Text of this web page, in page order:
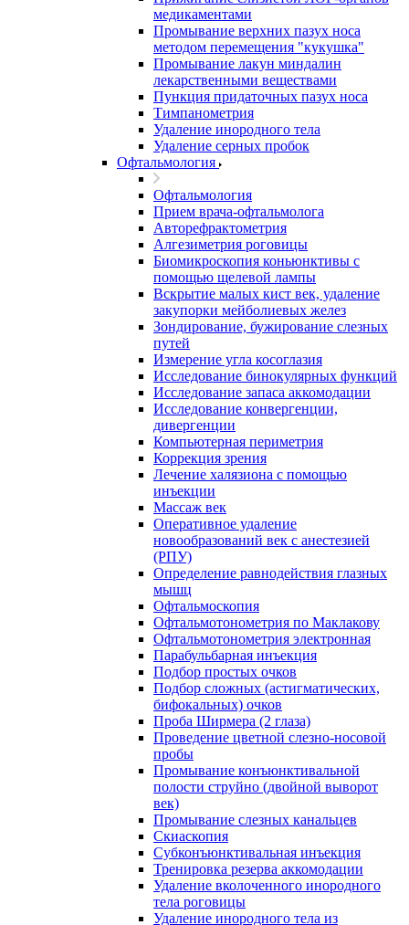
медикаментами
Промывание верхних пазух носа
методом перемещения "кукушка"
Промывание лакун миндалин
лекарственными веществами
Пункция придаточных пазух носа
Тимпанометрия
Удаление инородного тела
Удаление серных пробок
Офтальмология
Офтальмология
Прием врача-офтальмолога
Авторефрактометрия
Алгезиметрия роговицы
Биомикроскопия коньюнктивы с
помощью щелевой лампы
Вскрытие малых кист век, удаление
закупорки мейболиевых желез
Зондирование, бужирование слезных
путей
Измерение угла косоглазия
Исследование бинокулярных функций
Исследование запаса аккомодации
Исследование конвергенции,
дивергенции
Компьютерная периметрия
Коррекция зрения
Лечение халязиона с помощью
инъекции
Массаж век
Оперативное удаление
новообразований век с анестезией
(РПУ)
Определение равнодействия глазных
мышц
Офтальмоскопия
Офтальмотонометрия по Маклакову
Офтальмотонометрия электронная
Парабульбарная инъекция
Подбор простых очков
Подбор сложных (астигматических,
бифокальных) очков
Проба Ширмера (2 глаза)
Проведение цветной слезно-носовой
пробы
Промывание конъюнктивальной
полости струйно (двойной выворот
век)
Промывание слезных канальцев
Скиаскопия
Субконъюнктивальная инъекция
Тренировка резерва аккомодации
Удаление вколоченного инородного
тела роговицы
Удаление инородного тела из